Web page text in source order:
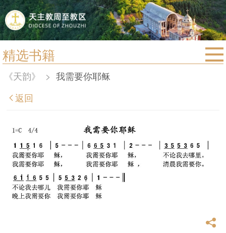
精选书籍
首页
宗教法规
教区简介
信仰文萃
教会圣月
《天韵》 > 我需要你耶稣
返回